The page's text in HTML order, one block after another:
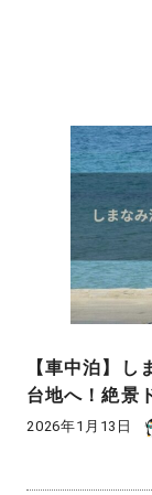
【車中泊】
台地へ！絶景
2026年1月13日